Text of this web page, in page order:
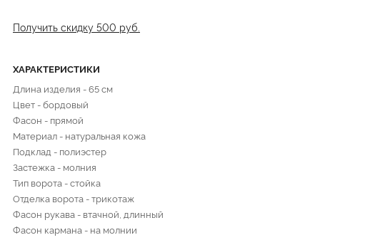
Получить скидку 500 руб.
ХАРАКТЕРИСТИКИ
Длина изделия - 65 см
Цвет - бордовый
Фасон - прямой
Материал - натуральная кожа
Подклад - полиэстер
Застежка - молния
Тип ворота - стойка
Отделка ворота - трикотаж
Фасон рукава - втачной, длинный
Фасон кармана - на молнии